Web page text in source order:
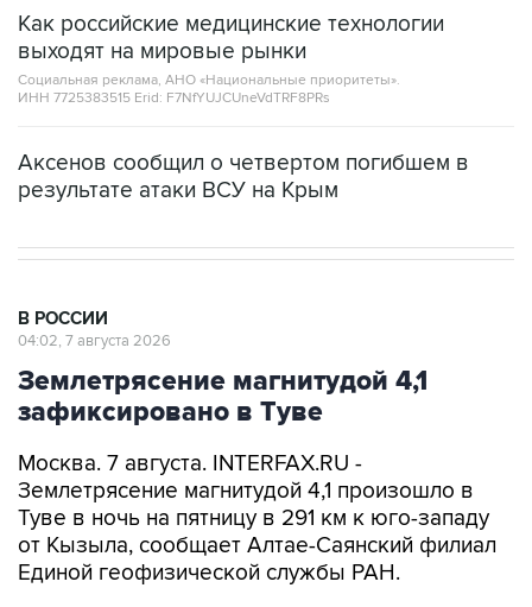
Как российские медицинские технологии
выходят на мировые рынки
Социальная реклама, АНО «Национальные приоритеты».
ИНН 7725383515 Erid: F7NfYUJCUneVdTRF8PRs
Аксенов сообщил о четвертом погибшем в
результате атаки ВСУ на Крым
В РОССИИ
04:02, 7 августа 2026
Землетрясение магнитудой 4,1
зафиксировано в Туве
Москва. 7 августа. INTERFAX.RU -
Землетрясение магнитудой 4,1 произошло в
Туве в ночь на пятницу в 291 км к юго-западу
от Кызыла, сообщает Алтае-Саянский филиал
Единой геофизической службы РАН.